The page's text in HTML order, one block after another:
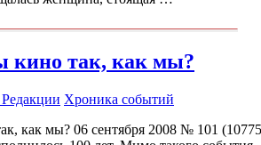
кино так, как мы?
Хроника событий
как мы? 06 сентября 2008 № 101